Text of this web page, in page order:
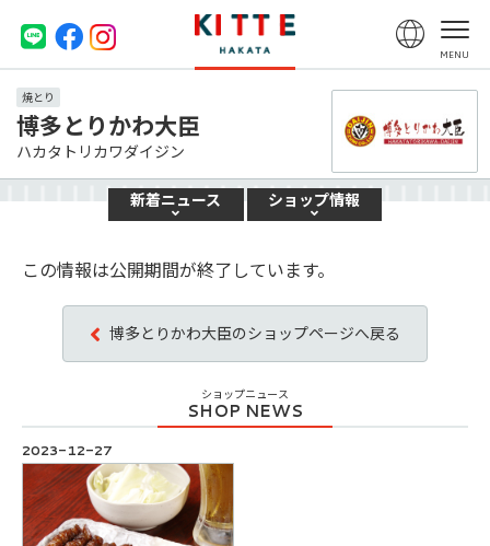
焼とり
博多とりかわ大臣
ハカタトリカワダイジン
新着ニュース ショップ情報
この情報は公開期間が終了しています。
博多とりかわ大臣のショップページへ戻る
ショップニュース
2023-12-27